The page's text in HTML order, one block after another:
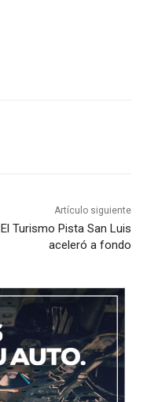
Artículo siguiente
El Turismo Pista San Luis
aceleró a fondo